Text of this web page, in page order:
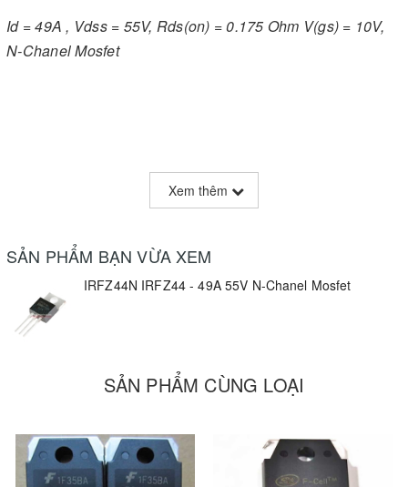
Id = 49A , Vdss = 55V, Rds(on) = 0.175 Ohm V(gs) = 10V,
N-Chanel Mosfet
Xem thêm
SẢN PHẨM BẠN VỪA XEM
IRFZ44N IRFZ44 - 49A 55V N-Chanel Mosfet
SẢN PHẨM CÙNG LOẠI